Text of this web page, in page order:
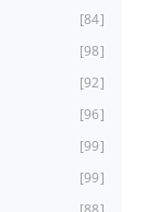
84
98
92
96
99
99